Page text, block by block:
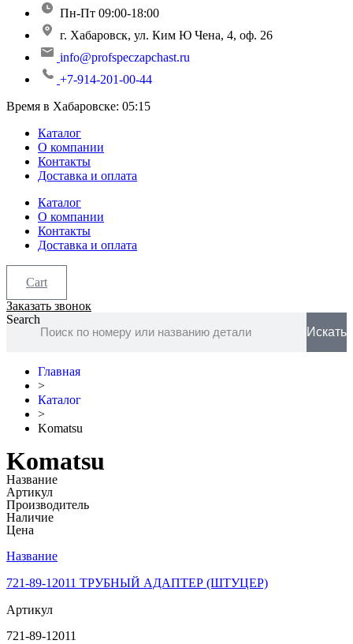
Пн-Пт 09:00-18:00
г. Хабаровск, ул. Ким Ю Чена, 4, оф. 26
info@profspeczapchast.ru
+7-914-201-00-44
Время в Хабаровске: 05:15
Каталог
О компании
Контакты
Доставка и оплата
Каталог
О компании
Контакты
Доставка и оплата
Cart
Заказать звонок
Search
Искать
Главная
>
Каталог
>
Komatsu
Komatsu
Название
Артикул
Производитель
Наличие
Цена
Название
721-89-12011 ТРУБНЫЙ АДАПТЕР (ШТУЦЕР)
Артикул
721-89-12011